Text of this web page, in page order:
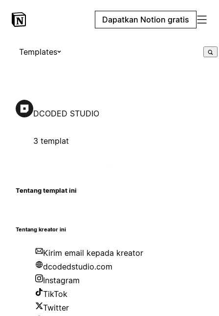
Dapatkan Notion gratis
Templates
DCODED STUDIO
3 templat
Tentang templat ini
Tentang kreator ini
Kirim email kepada kreator
dcodedstudio.com
Instagram
TikTok
Twitter